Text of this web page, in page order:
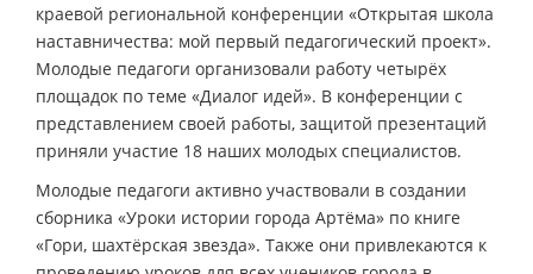
краевой региональной конференции «Открытая школа
наставничества: мой первый педагогический проект».
Молодые педагоги организовали работу четырёх
площадок по теме «Диалог идей». В конференции с
представлением своей работы, защитой презентаций
приняли участие 18 наших молодых специалистов.
Молодые педагоги активно участвовали в создании
сборника «Уроки истории города Артёма» по книге
«Гори, шахтёрская звезда». Также они привлекаются к